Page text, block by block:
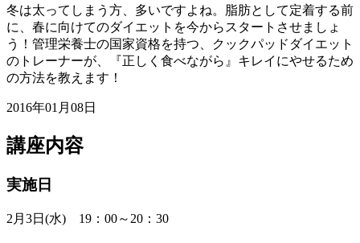
冬は太ってしまう方、多いですよね。脂肪として定着する前
に、春に向けてのダイエットを今からスタートさせましょ
う！ 管理栄養士の国家資格を持つ、クックパッドダイエット
のトレーナーが、『正しく食べながら』キレイにやせるため
の方法を教えます！
2016年01月08日
講座内容
実施日
2月3日(水) 19：00～20：30